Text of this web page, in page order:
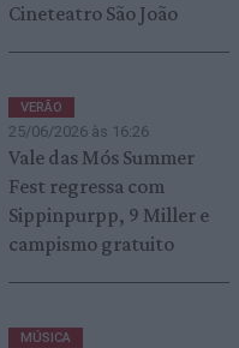
Cineteatro São João
VERÃO
25/06/2026 às 16:26
Vale das Mós Summer
Fest regressa com
Sippinpurpp, 9 Miller e
campismo gratuito
MÚSICA